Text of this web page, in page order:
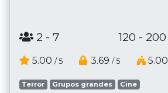
2 - 7 120 - 200
5.00 / 5 3.69 / 5 5.00
Terror Grupos grandes
Cine